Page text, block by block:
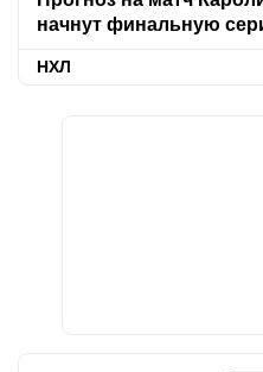
начнут финальную
НХЛ